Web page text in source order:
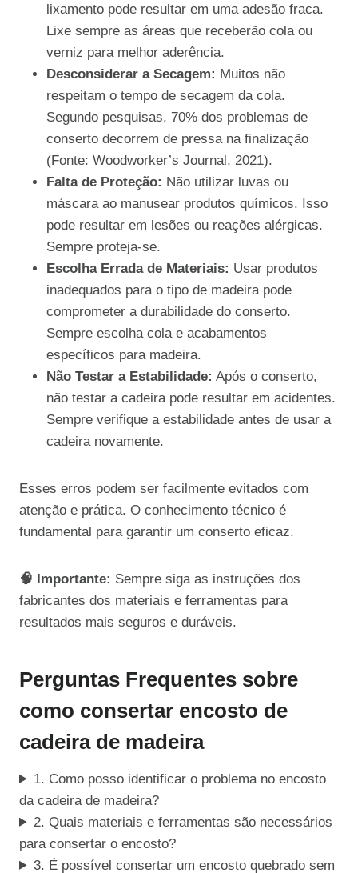
lixamento pode resultar em uma adesão fraca.
Lixe sempre as áreas que receberão cola ou
verniz para melhor aderência.
Desconsiderar a Secagem: Muitos não
respeitam o tempo de secagem da cola.
Segundo pesquisas, 70% dos problemas de
conserto decorrem de pressa na finalização
(Fonte: Woodworker’s Journal, 2021).
Falta de Proteção: Não utilizar luvas ou
máscara ao manusear produtos químicos. Isso
pode resultar em lesões ou reações alérgicas.
Sempre proteja-se.
Escolha Errada de Materiais: Usar produtos
inadequados para o tipo de madeira pode
comprometer a durabilidade do conserto.
Sempre escolha cola e acabamentos
específicos para madeira.
Não Testar a Estabilidade: Após o conserto,
não testar a cadeira pode resultar em acidentes.
Sempre verifique a estabilidade antes de usar a
cadeira novamente.
Esses erros podem ser facilmente evitados com
atenção e prática. O conhecimento técnico é
fundamental para garantir um conserto eficaz.
🧠 Importante: Sempre siga as instruções dos
fabricantes dos materiais e ferramentas para
resultados mais seguros e duráveis.
Perguntas Frequentes sobre
como consertar encosto de
cadeira de madeira
1. Como posso identificar o problema no encosto
da cadeira de madeira?
2. Quais materiais e ferramentas são necessários
para consertar o encosto?
3. É possível consertar um encosto quebrado sem